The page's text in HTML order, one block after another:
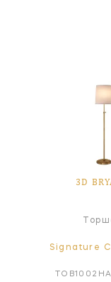
3D
Signature